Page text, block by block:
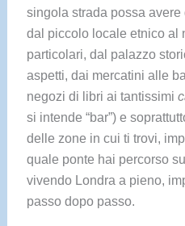
singola strada possa
dal piccolo locale etnico al
particolari, dal palazzo
aspetti, dai mercatini alle
negozi di libri ai tantissimi
si intende “bar”) e
delle zone in cui ti trovi,
quale ponte hai percorso
vivendo Londra a pieno,
passo dopo passo.